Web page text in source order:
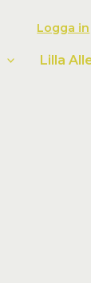
Logga in
Lilla